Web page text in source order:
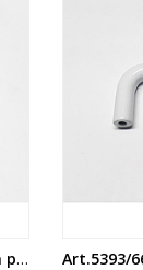
Art.5393/7942-02 64x8 mm Manija puente satinada